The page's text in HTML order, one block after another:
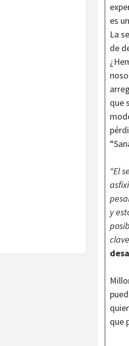
es
La
de
que
“El
y
que